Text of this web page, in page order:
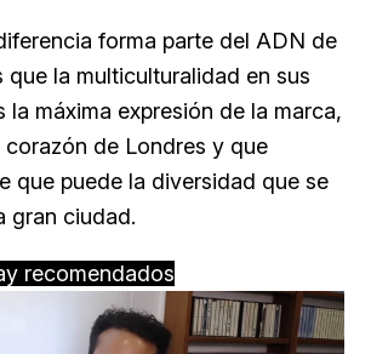
forma parte del ADN de
que la multiculturalidad en sus
la máxima expresión de la marca,
corazón de Londres y que
que puede la diversidad que se
gran ciudad.
recomendados